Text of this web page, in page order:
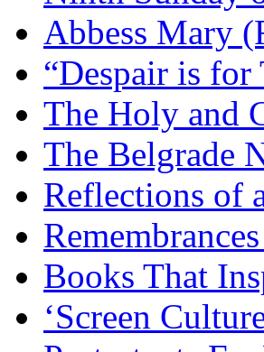
Abbess Mary
“Despair is for
The Holy and
The Belgrade
Reflections of
Books That
‘Screen